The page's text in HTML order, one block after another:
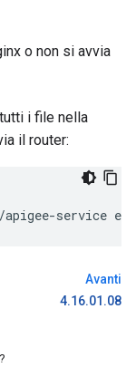
o non si avvia
i file nella
il router:
service
Avanti
4.16.01.08